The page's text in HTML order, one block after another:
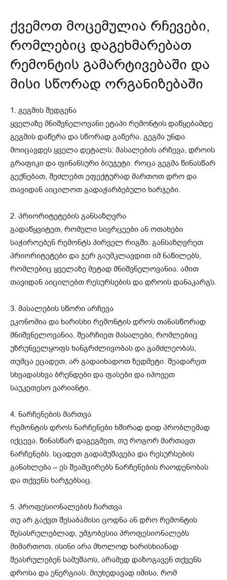
ქვემოთ მოცემულია რჩევები,
რომლებიც დაგეხმარებათ
რემონტის გამარტივებაში და
მისი სწორად ორგანიზებაში
1. გეგმის შედგენა
ყველაზე მნიშვნელოვანი ეტაპი რემონტის დაწყებამდე
გეგმის დაწერა და სწორად გაწერა. გეგმა უნდა
მოიცავდეს ყველა დეტალს: მასალების არჩევა, დროის
გრაფიკი და ფინანსური ბიუჯეტი. როცა გეგმა წინასწარ
გექნებათ, შეძლებთ ეფექტურად მართოთ დრო და
თავიდან აიცილოთ გადაჭარბებული ხარჯები.
2. პრიორიტეტების განსაზღვრა
გადაწყვიტეთ, რომელი სივრცეები ან ოთახები
საჭიროებენ რემონტს პირველ რიგში. განსაზღვრეთ
პრიორიტეტები და ჯერ გაუმკლავდით იმ ნაწილებს,
რომლებიც ყველაზე მეტად მნიშვნელოვანია. ამით
თავიდან აიცილებთ რესურსების და დროის დანაკარგს.
3. მასალების სწორი არჩევა
ეკონომია და ხარისხი რემონტის დროს თანასწორად
მნიშვნელოვანია. შეარჩიეთ მასალები, რომლებიც
უზრუნველყოფს ხანგრძლივობას და გამძლეობას,
თუმცა ეცადეთ, არ გადაიხადოთ ზედმეტი. შეადარეთ
სხვადასხვა ბრენდები და ფასები და იპოვეთ
საუკეთესო ვარიანტი.
4. ნარჩენების მართვა
რემონტის დროს ნარჩენები ხშირად დიდ პრობლემად
იქცევა. წინასწარ დაგეგმეთ, თუ როგორ მართავთ
ნარჩენებს. სცადეთ გადამუშავება და რესურსების
განახლება – ეს შეამცირებს ნარჩენების რაოდენობას
და თქვენს ხარჯებსაც.
5. პროფესიონალების ჩართვა
თუ არ გაქვთ შესაბამისი ცოდნა ან დრო რემონტის
შესასრულებლად, უმჯობესია პროფესიონალებს
მიმართოთ. ისინი არა მხოლოდ ხარისხიანად
შეასრულებენ სამუშაოს, არამედ დაზოგავენ თქვენს
დროსა და ენერგიას. მიუხედავად იმისა, რომ